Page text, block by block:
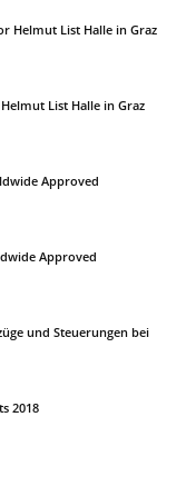
Helmut List Halle in Graz
List Halle in Graz
Approved
Approved
und Steuerungen bei
2018